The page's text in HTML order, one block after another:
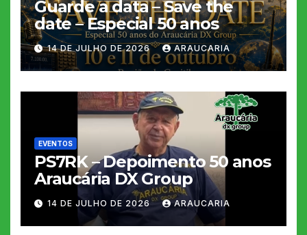
Guarde a data – Save the
date – Especial 50 anos
14 DE JULHO DE 2026 ARAUCARIA
EVENTOS
PS7RK – Depoimento 50 anos
Araucária DX Group
14 DE JULHO DE 2026 ARAUCARIA